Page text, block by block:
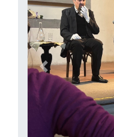
precedente